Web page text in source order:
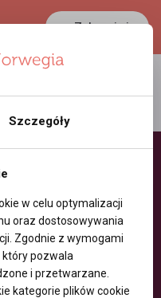
Zaloguj się
0.3894 PLN
Szczegóły
w celu optymalizacji
oraz dostosowywania
Zgodnie z wymogami
który pozwala
i przetwarzane.
kategorie plików cookie